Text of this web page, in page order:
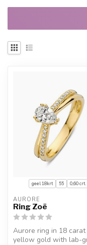
geel 18krt 55 0,60 crt.
AURORE
Ring Zoë
Aurore ring in 18 carat
yellow gold with lab-